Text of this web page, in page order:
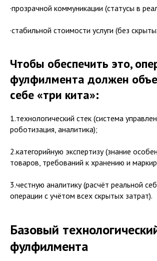
·прозрачной коммуникации (статусы в
·стабильной стоимости услуги (без
Чтобы обеспечить это,
фулфилмента должен
себе «три кита»:
1.технологический стек (система
роботизация, аналитика);
2.категорийную экспертизу (знание
товаров, требований к хранению и
3.честную аналитику (расчёт реальной
операции с учётом всех скрытых затрат).
Базовый
фулфилмента